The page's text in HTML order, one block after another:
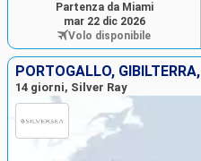
Partenza da Miami
mar 22 dic 2026
Volo disponibile
PORTOGALLO,
14 giorni, Silver Ray